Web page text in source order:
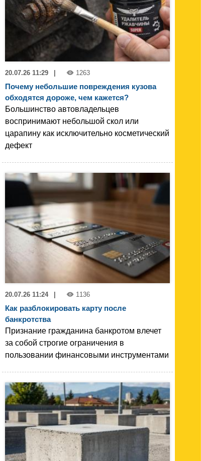
20.07.26 11:29 1263
Почему небольшие повреждения кузова
обходятся дороже, чем кажется?
Большинство автовладельцев
воспринимают небольшой скол или
царапину как исключительно косметический
дефект
20.07.26 11:24 1136
Как разблокировать карту после
банкротства
Признание гражданина банкротом влечет
за собой строгие ограничения в
пользовании финансовыми инструментами